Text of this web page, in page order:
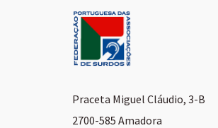
Praceta Miguel Cláudio, 3-B
2700-585 Amadora